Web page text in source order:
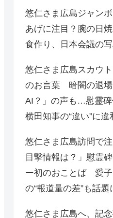
悠仁さま広島ジャン
あげに注目？腕の日
食作り、日本会議の
悠仁さま広島スカウ
のお言葉 暗闇の退場
AI？」の声も…慰霊碑
横田知事の“違い”に違
悠仁さま広島訪問で
目撃情報は？」慰霊
ー初のおことば 愛子
の“報道量の差”も話題
悠仁さま広島へ、記